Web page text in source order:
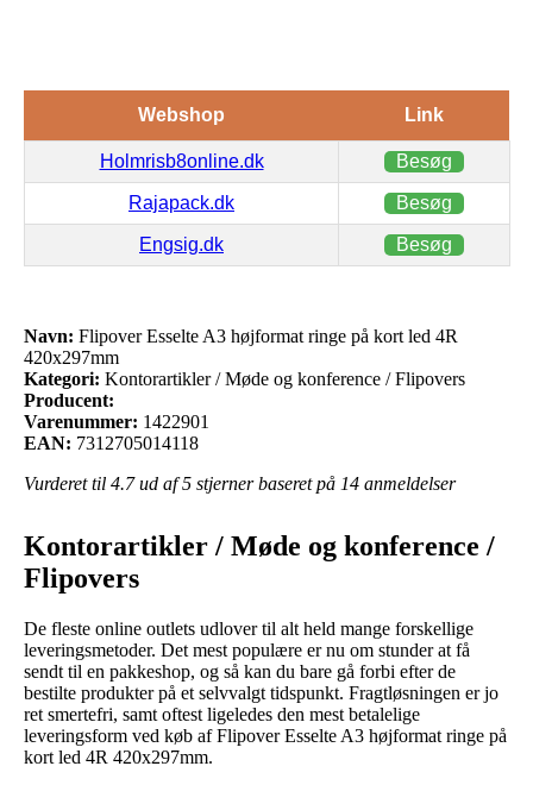
Webshop Link
Holmrisb8online.dk Besøg
Rajapack.dk Besøg
Engsig.dk Besøg
Navn: Flipover Esselte A3 højformat ringe på kort led 4R
420x297mm
Kategori: Kontorartikler / Møde og konference / Flipovers
Producent:
Varenummer: 1422901
EAN: 7312705014118
Vurderet til 4.7ud af 5 stjerner baseret på 14 anmeldelser
Kontorartikler / Møde og konference /
Flipovers
De fleste online outlets udlover til alt held mange forskellige
leveringsmetoder. Det mest populære er nu om stunder at få
sendt til en pakkeshop, og så kan du bare gå forbi efter de
bestilte produkter på et selvvalgt tidspunkt. Fragtløsningen er jo
ret smertefri, samt oftest ligeledes den mest betalelige
leveringsform ved køb af Flipover Esselte A3 højformat ringe på
kort led 4R 420x297mm.